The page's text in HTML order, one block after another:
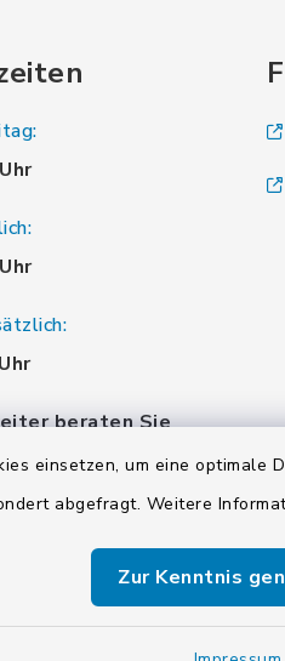
einsetzen, um eine
abgefragt. Weitere
Zur Kenntnis
beraten Sie
Sitemap